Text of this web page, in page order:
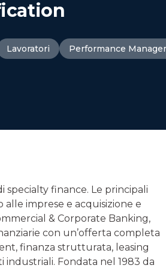
Lavoratori Performance
specialty finance. Le principali
imprese e acquisizione e
& Corporate Banking,
con un’offerta completa
finanza strutturata, leasing
Fondata nel 1983 da